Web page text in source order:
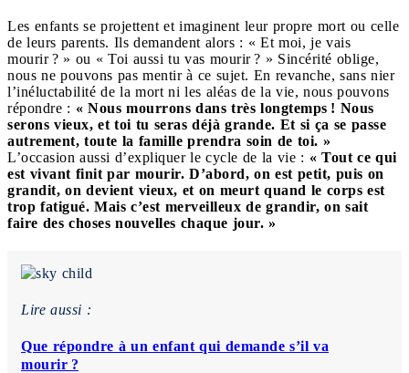
Les enfants se projettent et imaginent leur propre mort ou celle
de leurs parents. Ils demandent alors : « Et moi, je vais
mourir ? » ou « Toi aussi tu vas mourir ? » Sincérité oblige,
nous ne pouvons pas mentir à ce sujet. En revanche, sans nier
l’inéluctabilité de la mort ni les aléas de la vie, nous pouvons
répondre : « Nous mourrons dans très longtemps ! Nous
serons vieux, et toi tu seras déjà grande. Et si ça se passe
autrement, toute la famille prendra soin de toi. »
L’occasion aussi d’expliquer le cycle de la vie : « Tout ce qui
est vivant finit par mourir. D’abord, on est petit, puis on
grandit, on devient vieux, et on meurt quand le corps est
trop fatigué. Mais c’est merveilleux de grandir, on sait
faire des choses nouvelles chaque jour. »
Lire aussi :
Que répondre à un enfant qui demande s’il va
mourir ?